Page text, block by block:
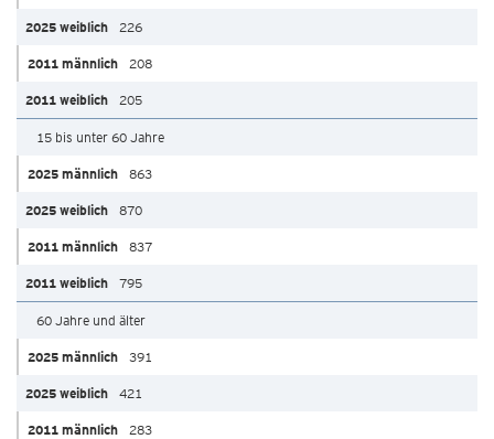
226
208
205
15 bis unter 60 Jahre
863
870
837
795
60 Jahre und älter
391
421
283